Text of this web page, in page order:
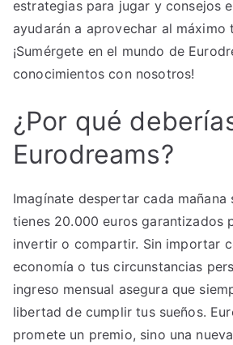
estrategias para jugar y consejos
ayudarán a aprovechar al máximo
¡Sumérgete en el mundo de
conocimientos con nosotros!
¿Por qué
Eurodreams?
Imagínate despertar cada mañana
tienes 20.000 euros garantizados
invertir o compartir. Sin importar
economía o tus circunstancias
ingreso mensual asegura que
libertad de cumplir tus sueños.
promete un premio, sino una